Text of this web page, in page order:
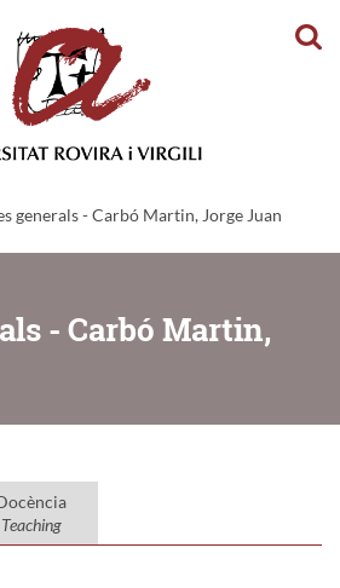
generals - Carbó Martin, Jorge Juan
- Carbó Martin,
Teaching